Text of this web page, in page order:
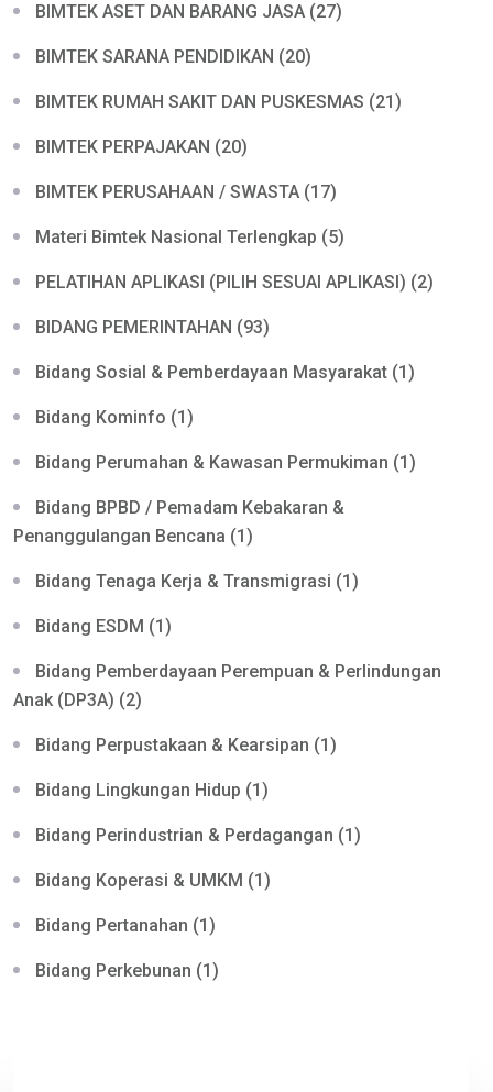
BIMTEK ASET DAN BARANG JASA (27)
BIMTEK SARANA PENDIDIKAN (20)
BIMTEK RUMAH SAKIT DAN PUSKESMAS (21)
BIMTEK PERPAJAKAN (20)
BIMTEK PERUSAHAAN / SWASTA (17)
Materi Bimtek Nasional Terlengkap (5)
PELATIHAN APLIKASI (PILIH SESUAI APLIKASI) (2)
BIDANG PEMERINTAHAN (93)
Bidang Sosial & Pemberdayaan Masyarakat (1)
Bidang Kominfo (1)
Bidang Perumahan & Kawasan Permukiman (1)
Bidang BPBD / Pemadam Kebakaran &
Penanggulangan Bencana (1)
Bidang Tenaga Kerja & Transmigrasi (1)
Bidang ESDM (1)
Bidang Pemberdayaan Perempuan & Perlindungan
Anak (DP3A) (2)
Bidang Perpustakaan & Kearsipan (1)
Bidang Lingkungan Hidup (1)
Bidang Perindustrian & Perdagangan (1)
Bidang Koperasi & UMKM (1)
Bidang Pertanahan (1)
Bidang Perkebunan (1)